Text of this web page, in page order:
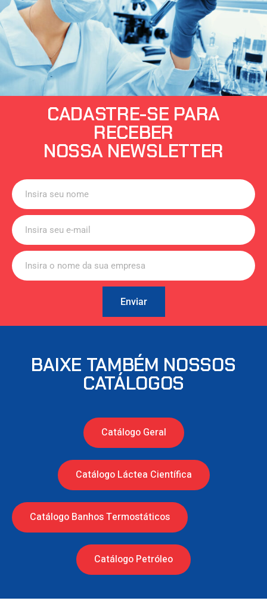
CADASTRE-SE PARA
RECEBER
NOSSA NEWSLETTER
Enviar
BAIXE TAMBÉM NOSSOS
CATÁLOGOS
Catálogo Geral
Catálogo Láctea Científica
Catálogo Banhos Termostáticos
Catálogo Petróleo